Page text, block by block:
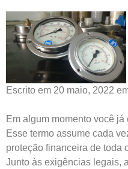
Escrito em 20 maio, 2022
Em algum momento você
Esse termo assume cada
proteção financeira de toda
Junto às exigências legais,